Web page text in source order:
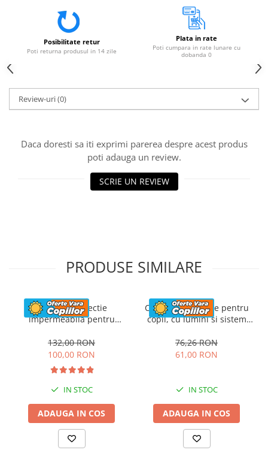
Posibilitate retur
Poti returna produsul in 14 zile
Plata in rate
Poti cumpara in rate lunare cu
dobanda 0
Review-uri(0)
Daca doresti sa iti exprimi parerea despre acest produs
poti adauga un review.
SCRIE UN REVIEW
PRODUSE SIMILARE
Husa de protectie
impermeabila pentru
utv-uri, atv-uri sau
motociclete, neagra
132,00 RON
100,00 RON
IN STOC
ADAUGA IN COS
Casca de protectie pentru
copii, cu lumini si sistem
76,26 RON
61,00 RON
IN STOC
ADAUGA IN COS